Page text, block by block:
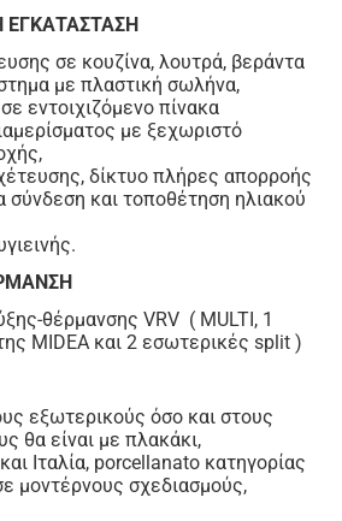
ΕΓΚΑΤΑΣΤΑΣΗ
σε κουζίνα, λουτρά, βεράντα
με πλαστική σωλήνα,
εντοιχιζόμενο πίνακα
με ξεχωριστό
δίκτυο πλήρες απορροής
σύνδεση και τοποθέτηση ηλιακού
θέρμανσης VRV ( MULTI, 1
MIDEA και 2 εσωτερικές split )
εξωτερικούς όσο και στους
θα είναι με πλακάκι,
Ιταλία, porcellanato κατηγορίας
μοντέρνους σχεδιασμούς,